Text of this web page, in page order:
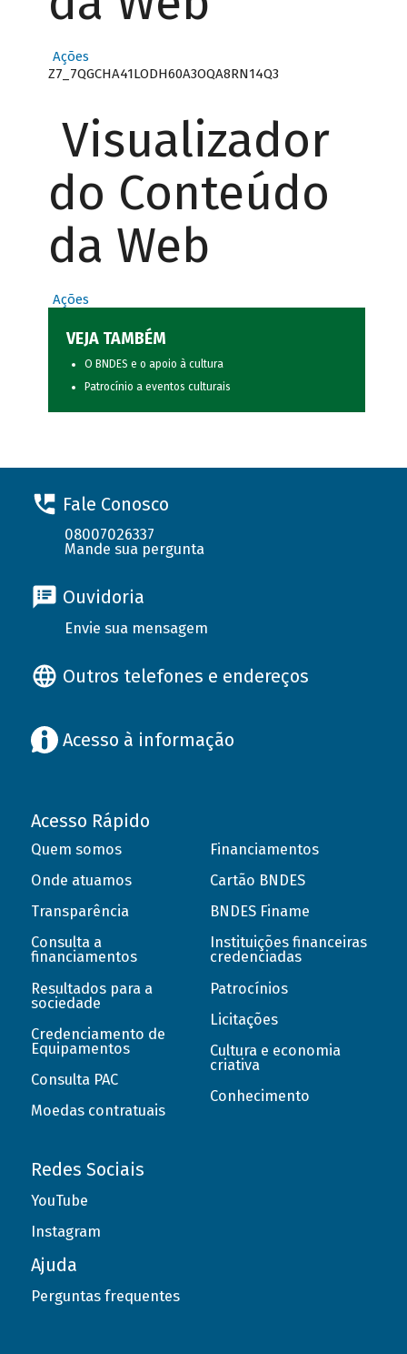
Ações
Z7_7QGCHA41LODH60A3OQA8RN14Q3
Visualizador
do Conteúdo
da Web
Ações
VEJA TAMBÉM
O BNDES e o apoio à cultura
Patrocínio a eventos culturais
Fale Conosco
08007026337
Mande sua pergunta
Ouvidoria
Envie sua mensagem
Outros telefones e endereços
Acesso à informação
Acesso Rápido
Quem somos
Onde atuamos
Transparência
Consulta a
financiamentos
Resultados para a
sociedade
Credenciamento de
Equipamentos
Consulta PAC
Moedas contratuais
Financiamentos
Cartão BNDES
BNDES Finame
Instituições financeiras
credenciadas
Patrocínios
Licitações
Cultura e economia
criativa
Conhecimento
Redes Sociais
YouTube
Instagram
Ajuda
Perguntas frequentes